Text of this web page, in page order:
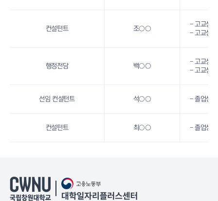
컨설턴트 조○○
- 고교생
- 고교생
행정전담 백○○
- 고교생
- 고교생
선임 컨설턴트 석○○ - 졸업생
컨설턴트 최○○ - 졸업생